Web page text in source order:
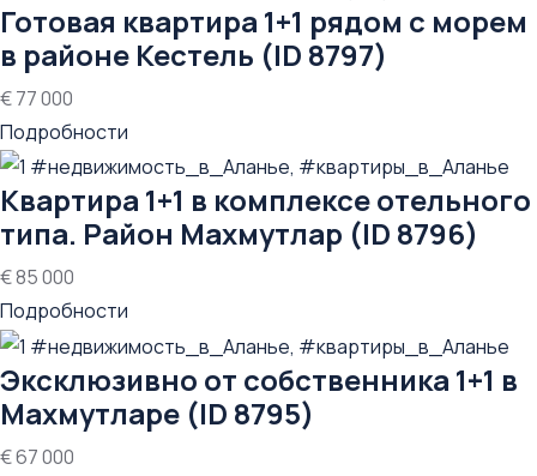
Готовая квартира 1+1 рядом с морем
в районе Кестель (ID 8797)
€ 77 000
Подробности
Квартира 1+1 в комплексе отельного
типа. Район Махмутлар (ID 8796)
€ 85 000
Подробности
Эксклюзивно от собственника 1+1 в
Махмутларе (ID 8795)
€ 67 000